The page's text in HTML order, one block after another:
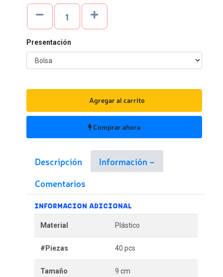
Presentación
Agregar al carrito
Comprar ahora
Descripción
Información
Comentarios
INFORMACION ADICIONAL
Material Plástico
#Piezas 40 pcs
Tamaño 9 cm